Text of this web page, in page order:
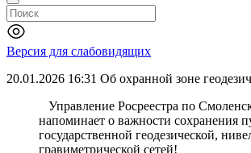
Версия для слабовидящих
20.01.2026 16:31 Об охранной зоне
Управление Росреестра по
напоминает о важности сохранения
государственной геодезической,
гравиметрической сетей!